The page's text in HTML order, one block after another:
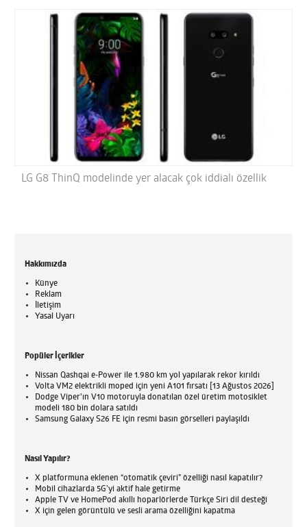
LG G8 ThinQ modelinde yer alacak çok iddialı özellik
Hakkımızda
Künye
Reklam
İletişim
Yasal Uyarı
Popüler İçerikler
Nissan Qashqai e-Power ile 1.980 km yol yapılarak rekor kırıldı
Volta VM2 elektrikli moped için yeni A101 fırsatı [13 Ağustos 2026]
Dodge Viper'ın V10 motoruyla donatılan özel üretim motosiklet
modeli 180 bin dolara satıldı
Samsung Galaxy S26 FE için resmi basın görselleri paylaşıldı
Nasıl Yapılır?
X platformuna eklenen “otomatik çeviri” özelliği nasıl kapatılır?
Mobil cihazlarda 5G’yi aktif hale getirme
Apple TV ve HomePod akıllı hoparlörlerde Türkçe Siri dil desteği
X için gelen görüntülü ve sesli arama özelliğini kapatma